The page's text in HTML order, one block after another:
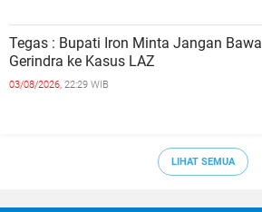
Tegas : Bupati Iron Minta Jangan Bawa
Gerindra ke Kasus LAZ
03/08/2026, 22:29 WIB
LIHAT SEMUA